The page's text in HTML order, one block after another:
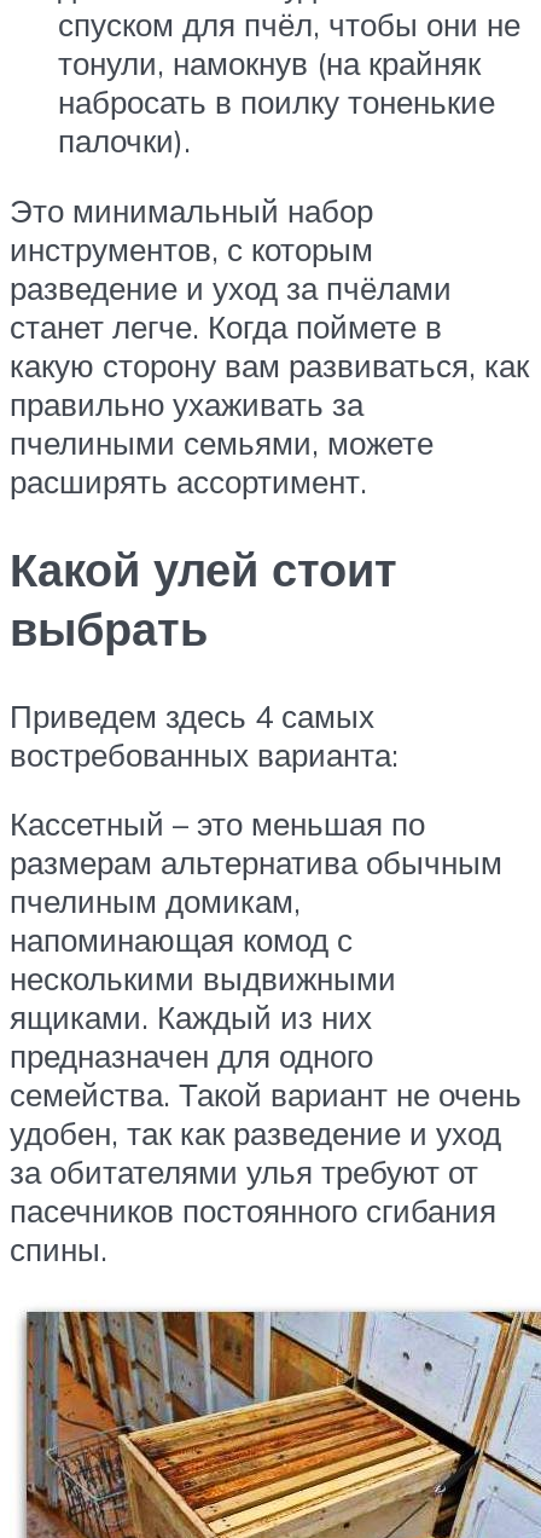
спуском для пчёл, чтобы они не
тонули, намокнув (на крайняк
набросать в поилку тоненькие
палочки).
Это минимальный набор
инструментов, с которым
разведение и уход за пчёлами
станет легче. Когда поймете в
какую сторону вам развиваться, как
правильно ухаживать за
пчелиными семьями, можете
расширять ассортимент.
Какой улей стоит
выбрать
Приведем здесь 4 самых
востребованных варианта:
Кассетный – это меньшая по
размерам альтернатива обычным
пчелиным домикам,
напоминающая комод с
несколькими выдвижными
ящиками. Каждый из них
предназначен для одного
семейства. Такой вариант не очень
удобен, так как разведение и уход
за обитателями улья требуют от
пасечников постоянного сгибания
спины.